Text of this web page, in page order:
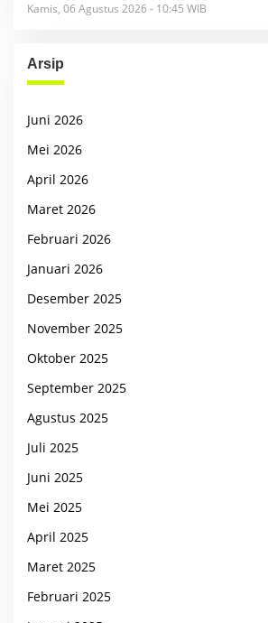
Kamis, 06 Agustus 2026 - 10:45 WIB
Arsip
Juni 2026
Mei 2026
April 2026
Maret 2026
Februari 2026
Januari 2026
Desember 2025
November 2025
Oktober 2025
September 2025
Agustus 2025
Juli 2025
Juni 2025
Mei 2025
April 2025
Maret 2025
Februari 2025